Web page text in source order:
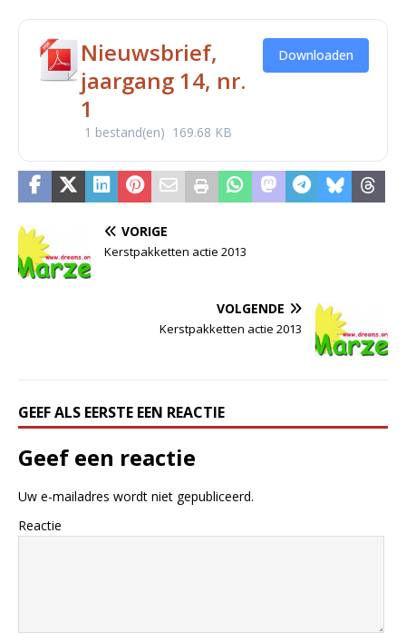
Nieuwsbrief,
jaargang 14, nr.
1
1 bestand(en) 169.68 KB
Downloaden
VORIGE
Kerstpakketten actie 2013
VOLGENDE
Kerstpakketten actie 2013
GEEF ALS EERSTE EEN REACTIE
Geef een reactie
Uw e-mailadres wordt niet gepubliceerd.
Reactie